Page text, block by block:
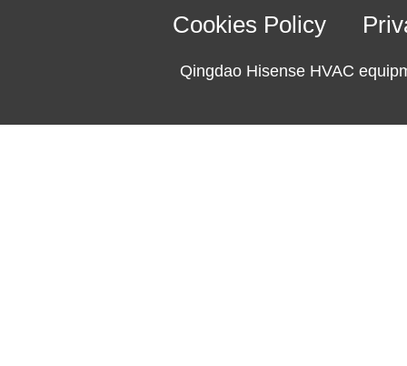
Cookies Policy
Qingdao Hisense HVAC